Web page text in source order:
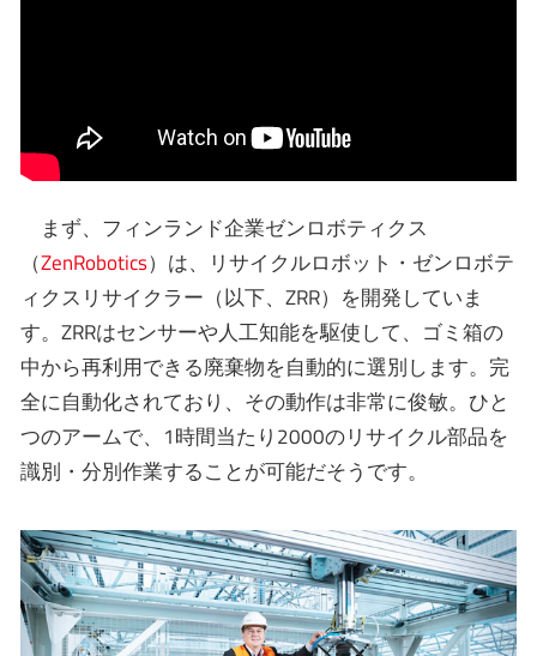
まず、フィンランド企業ゼンロボティクス
（ZenRobotics）は、リサイクルロボット・ゼンロボテ
ィクスリサイクラー（以下、ZRR）を開発していま
す。ZRRはセンサーや人工知能を駆使して、ゴミ箱の
中から再利用できる廃棄物を自動的に選別します。完
全に自動化されており、その動作は非常に俊敏。ひと
つのアームで、1時間当たり2000のリサイクル部品を
識別・分別作業することが可能だそうです。